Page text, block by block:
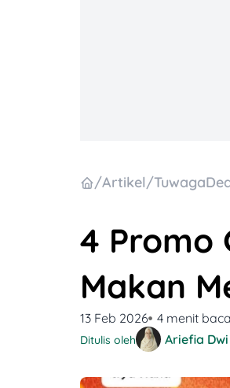
/Artikel/
4 Promo
Makan
13 Feb 2026 4 menit
Ditulis oleh
Ariefia